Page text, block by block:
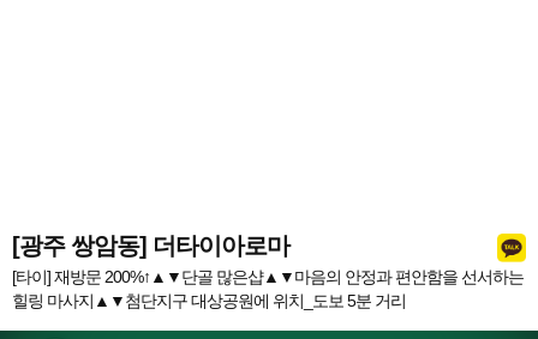
[광주 쌍암동] 더타이아로마
[타이] 재방문 200%↑▲▼단골 많은샵▲▼마음의 안정과 편안함을 선서하는
힐링 마사지▲▼첨단지구 대상공원에 위치_도보 5분 거리